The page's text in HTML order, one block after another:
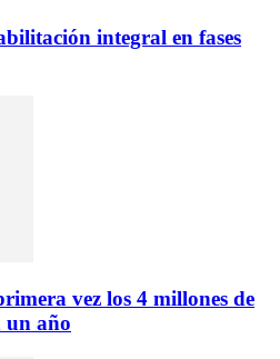
integral en fases
vez los 4 millones de
un año